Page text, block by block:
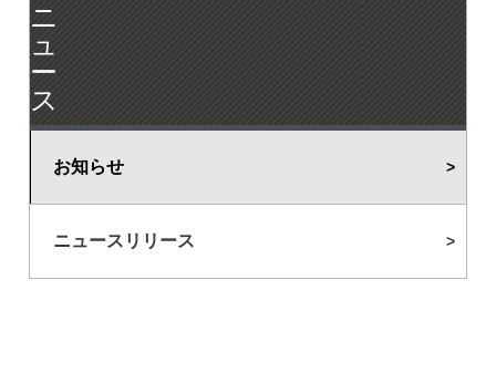
ニ
ュ
ー
ス
お知らせ
ニュースリリース